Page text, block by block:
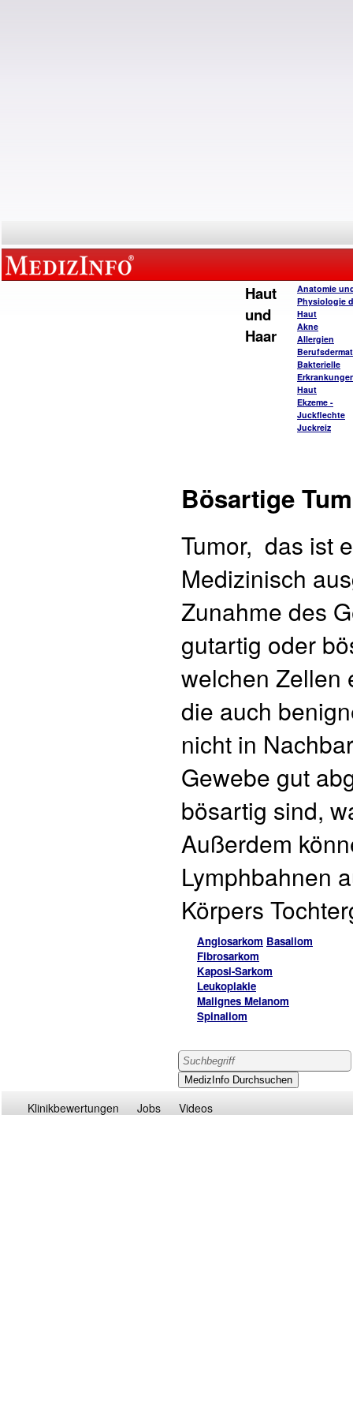
Haut
und
Haar
Anatomie
Physiologie
Haut
Akne
Allergien
Bakterielle
Haut
Ekzeme -
Juckflechte
Juckreiz
Bösartige
Tumor, das ist
Medizinisch
Zunahme des
gutartig oder
welchen Zellen
die auch
nicht in
Gewebe gut
bösartig sind,
Außerdem
Lymphbahnen
Körpers
Angiosarkom Basaliom
Fibrosarkom
Kaposi-Sarkom
Leukoplakie
Malignes Melanom
Spinaliom
Klinikbewertungen Jobs Videos